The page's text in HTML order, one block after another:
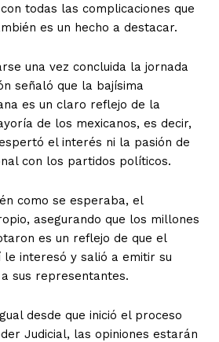
todas las complicaciones que
es un hecho a destacar.
una vez concluida la jornada
señaló que la bajísima
es un claro reflejo de la
de los mexicanos, es decir,
el interés ni la pasión de
con los partidos políticos.
como se esperaba, el
asegurando que los millones
es un reflejo de que el
le interesó y salió a emitir su
sus representantes.
desde que inició el proceso
Judicial, las opiniones estarán